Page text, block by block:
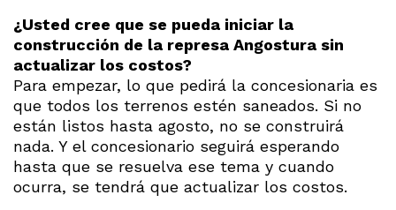
¿Usted cree que se pueda iniciar la
construcción de la represa Angostura sin
actualizar los costos?
Para empezar, lo que pedirá la concesionaria es
que todos los terrenos estén saneados. Si no
están listos hasta agosto, no se construirá
nada. Y el concesionario seguirá esperando
hasta que se resuelva ese tema y cuando
ocurra, se tendrá que actualizar los costos.